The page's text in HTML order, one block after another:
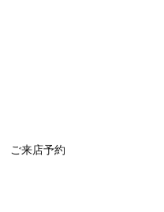
ご来店予約